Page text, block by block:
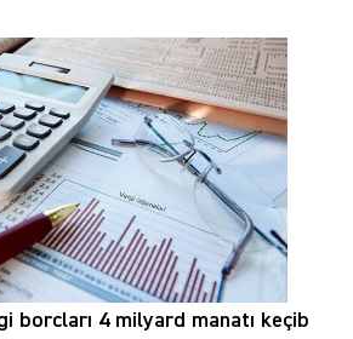
borcları 4 milyard manatı keçib